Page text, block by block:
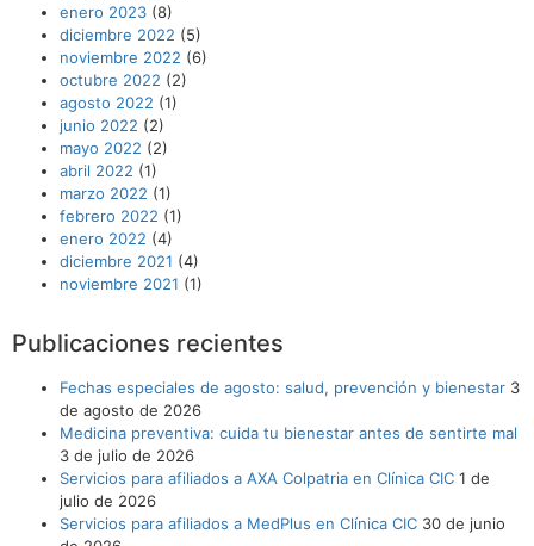
enero 2023 (8)
diciembre 2022 (5)
noviembre 2022 (6)
octubre 2022 (2)
agosto 2022 (1)
junio 2022 (2)
mayo 2022 (2)
abril 2022 (1)
marzo 2022 (1)
febrero 2022 (1)
enero 2022 (4)
diciembre 2021 (4)
noviembre 2021 (1)
Publicaciones recientes
Fechas especiales de agosto: salud, prevención y bienestar 3
de agosto de 2026
Medicina preventiva: cuida tu bienestar antes de sentirte mal
3 de julio de 2026
Servicios para afiliados a AXA Colpatria en Clínica CIC 1 de
julio de 2026
Servicios para afiliados a MedPlus en Clínica CIC 30 de junio